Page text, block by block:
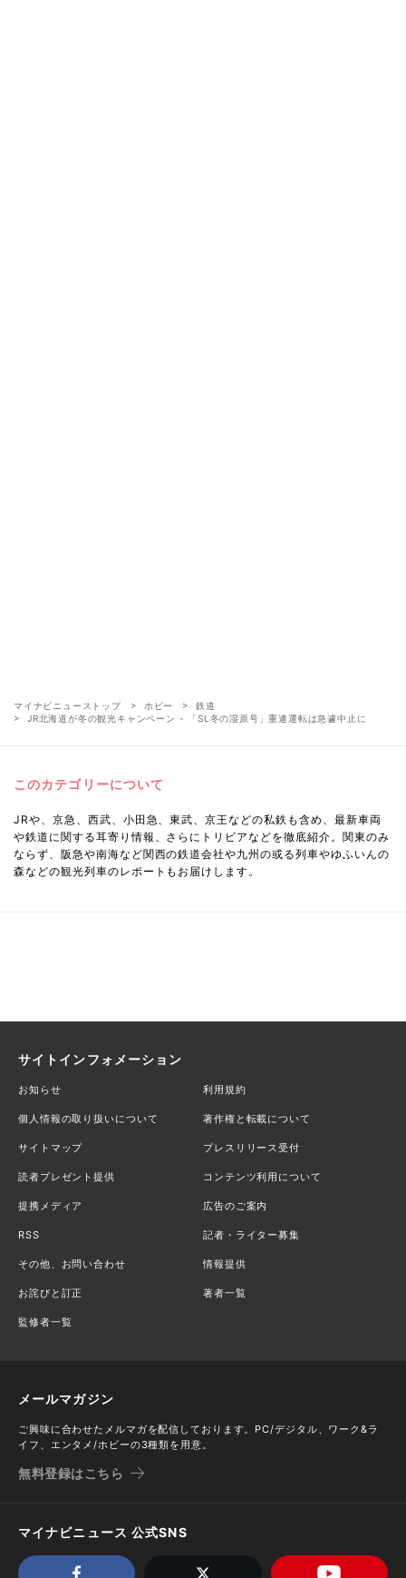
マイナビニューストップ ホビー
鉄道
JR北海道が冬の観光キャンペーン - 「SL冬の湿原号」重連運転は急遽中止に
このカテゴリーについて
JRや、京急、西武、小田急、東武、京王などの私鉄も含め、最新車両
や鉄道に関する耳寄り情報、さらにトリビアなどを徹底紹介。関東のみ
ならず、阪急や南海など関西の鉄道会社や九州の或る列車やゆふいんの
森などの観光列車のレポートもお届けします。
サイトインフォメーション
お知らせ 利用規約
個人情報の取り扱いについて 著作権と転載について
サイトマップ プレスリリース受付
読者プレゼント提供 コンテンツ利用について
提携メディア 広告のご案内
RSS 記者・ライター募集
その他、お問い合わせ 情報提供
お詫びと訂正 著者一覧
監修者一覧
メールマガジン
ご興味に合わせたメルマガを配信しております。PC/デジタル、ワーク&ラ
イフ、エンタメ/ホビーの3種類を用意。
無料登録はこちら
マイナビニュース 公式SNS